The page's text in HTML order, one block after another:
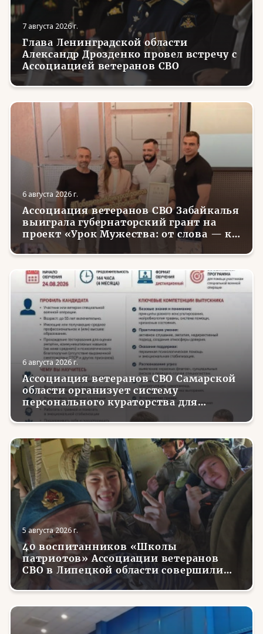
7 августа 2026 г.
Глава Ленинградской области
Александр Дрозденко провел встречу с
Ассоциацией ветеранов СВО
6 августа 2026 г.
Ассоциация ветеранов СВО Забайкалья
выиграла губернаторский грант на
проект «Урок Мужества: от слова — к
делу»
6 августа 2026 г.
Ассоциация ветеранов СВО Самарской
области организует систему
персонального кураторства для
трудоустройства и социализации
вернувшихся с фронта бойцов
5 августа 2026 г.
40 воспитанников «Школы
патриотов» Ассоциации ветеранов
СВО в Липецкой области совершили
первые парашютные прыжки